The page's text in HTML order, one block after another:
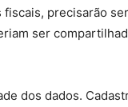
precisarão
ser
dos dados.